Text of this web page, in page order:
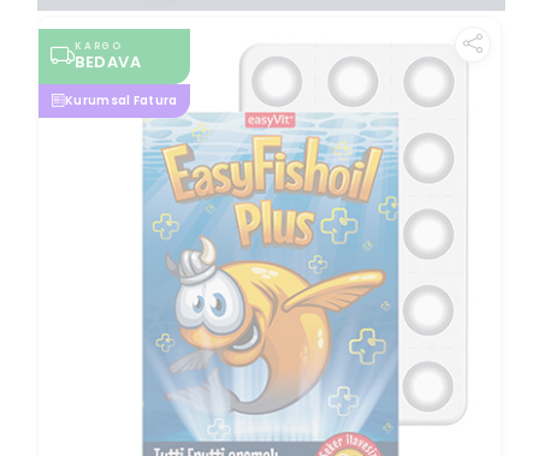
KARGO
BEDAVA
Kurumsal Fatura